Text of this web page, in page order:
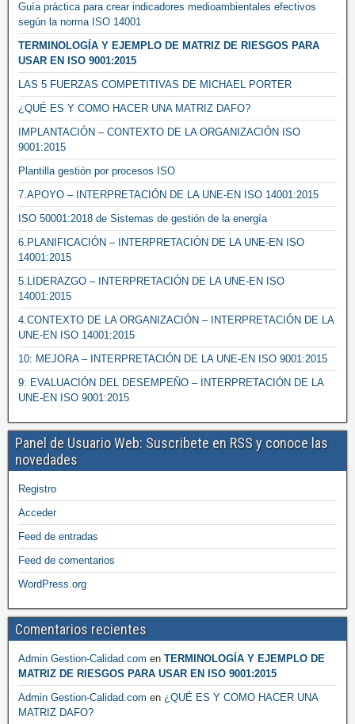
Guía práctica para crear indicadores medioambientales efectivos
según la norma ISO 14001
TERMINOLOGÍA Y EJEMPLO DE MATRIZ DE RIESGOS PARA
USAR EN ISO 9001:2015
LAS 5 FUERZAS COMPETITIVAS DE MICHAEL PORTER
¿QUÉ ES Y COMO HACER UNA MATRIZ DAFO?
IMPLANTACIÓN – CONTEXTO DE LA ORGANIZACIÓN ISO
9001:2015
Plantilla gestión por procesos ISO
7.APOYO – INTERPRETACIÓN DE LA UNE-EN ISO 14001:2015
ISO 50001:2018 de Sistemas de gestión de la energía
6.PLANIFICACIÓN – INTERPRETACIÓN DE LA UNE-EN ISO
14001:2015
5.LIDERAZGO – INTERPRETACIÓN DE LA UNE-EN ISO
14001:2015
4.CONTEXTO DE LA ORGANIZACIÓN – INTERPRETACIÓN DE LA
UNE-EN ISO 14001:2015
10: MEJORA – INTERPRETACIÓN DE LA UNE-EN ISO 9001:2015
9: EVALUACIÓN DEL DESEMPEÑO – INTERPRETACIÓN DE LA
UNE-EN ISO 9001:2015
Panel de Usuario Web: Suscribete en RSS y conoce las
novedades
Registro
Acceder
Feed de entradas
Feed de comentarios
WordPress.org
Comentarios recientes
Admin Gestion-Calidad.com en TERMINOLOGÍA Y EJEMPLO DE
MATRIZ DE RIESGOS PARA USAR EN ISO 9001:2015
Admin Gestion-Calidad.com en ¿QUÉ ES Y COMO HACER UNA
MATRIZ DAFO?